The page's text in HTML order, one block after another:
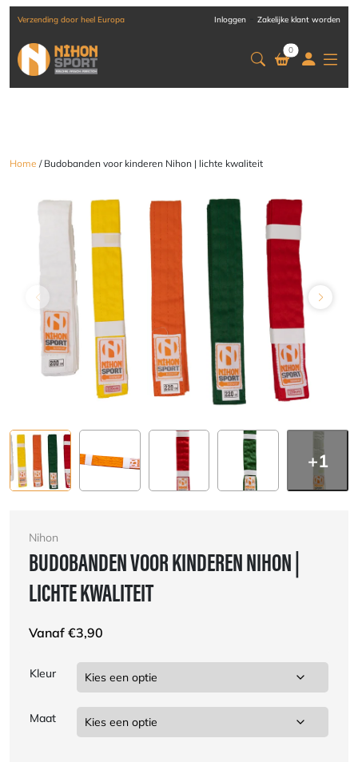
Verzending door heel Europa Inloggen Zakelijke klant worden
0
Home / Budobanden voor kinderen Nihon | lichte kwaliteit
+1
Nihon
BUDOBANDEN VOOR KINDEREN NIHON |
LICHTE KWALITEIT
Vanaf €3,90
Kleur
Maat